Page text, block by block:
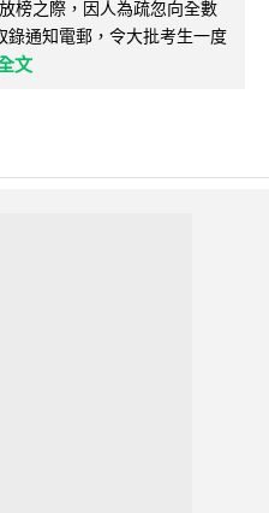
榜之際，因人為疏忽向全數
通知電郵，令大批考生一度
文